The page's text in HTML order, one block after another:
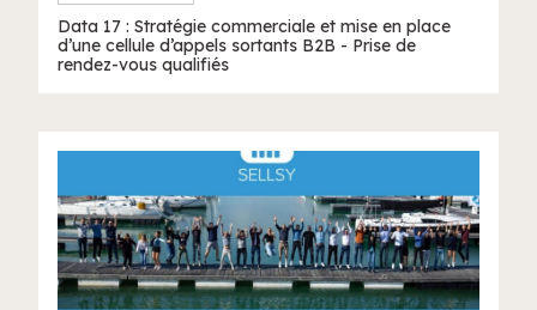
Data 17 : Stratégie commerciale et mise en place
d’une cellule d’appels sortants B2B - Prise de
rendez-vous qualifiés